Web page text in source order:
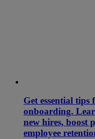
Get essential tips
onboarding.
new hires, boost
employee